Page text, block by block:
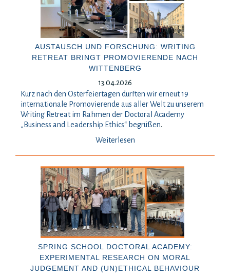
AUSTAUSCH UND FORSCHUNG: WRITING
RETREAT BRINGT PROMOVIERENDE NACH
WITTENBERG
13.04.2026
Kurz nach den Osterfeiertagen durften wir erneut 19
internationale Promovierende aus aller Welt zu unserem
Writing Retreat im Rahmen der Doctoral Academy
„Business and Leadership Ethics“ begrüßen.
Weiterlesen
SPRING SCHOOL DOCTORAL ACADEMY:
EXPERIMENTAL RESEARCH ON MORAL
JUDGEMENT AND (UN)ETHICAL BEHAVIOUR